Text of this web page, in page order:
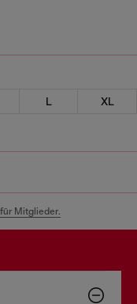
L
XL
Mitglieder.